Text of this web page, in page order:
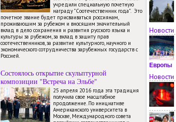
учредили специальную почетную
награду "Соотечественник года". Это
почетное звание будет присваиваться россиянам,
проживающим за рубежом и вносящим значительный
вклад в дело сохранения и развития русского языка и
культуры за рубежом, за вклад в защиту прав
соотечественников, за развитие культурного, научного и
экономического сотрудничества зарубежных государств с
Россией.
Состоялось открытие скульптурной
композиции "Встреча на Эльбе"
25 апреля 2016 года эта традиция
получила свое масштабное
продолжение. По инициативе
Американского университета в
Москве, Международного совета
Новости
Европы
Новости